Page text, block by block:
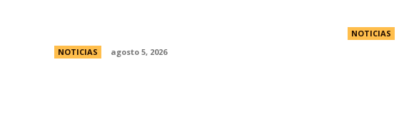
NOTICIAS agosto 5, 2026
NOTICIAS